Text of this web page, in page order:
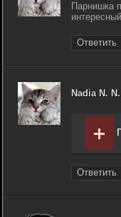
Парнишка
Ответить
Nadia N. N.
Ответить